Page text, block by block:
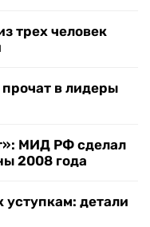
трех человек
в лидеры
МИД РФ сделал
2008 года
детали